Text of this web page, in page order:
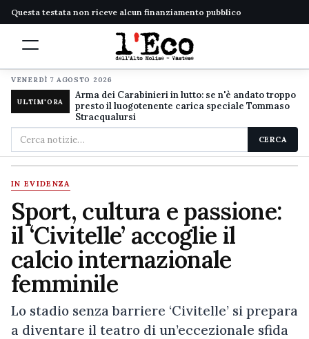
Questa testata non riceve alcun finanziamento pubblico
VENERDÌ 7 AGOSTO 2026
ULTIM'ORA
Arma dei Carabinieri in lutto: se n'è andato troppo
presto il luogotenente carica speciale Tommaso
Stracqualursi
Cerca
nel
sito
CERCA
IN EVIDENZA
Sport, cultura e passione:
il ‘Civitelle’ accoglie il
calcio internazionale
femminile
Lo stadio senza barriere ‘Civitelle’ si prepara
a diventare il teatro di un’eccezionale sfida